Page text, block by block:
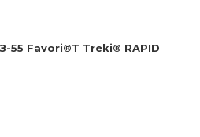
55 Favori®T Treki® RAPID